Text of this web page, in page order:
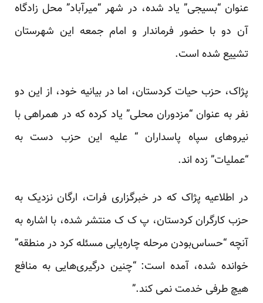
عنوان “بسیجی” یاد شده، در شهر “میرآباد” محل زادگاه
آن دو با حضور فرماندار و امام جمعه این شهرستان
تشییع شده است.
پژاک، حزب حیات کردستان، اما در بیانیه خود، از این دو
نفر به عنوان “مزدوران محلی” یاد کرده که در همراهی با
نیروهای سپاه پاسداران “ علیه این حزب دست به
“عملیات” زده اند.
در اطلاعیه پژاک که در خبرگزاری فرات، ارگان نزدیک به
حزب کارگران کردستان، پ ک ک منتشر شده، با اشاره به
آنچه “حساس‌بودن مرحله چاره‌یابی مسئله کرد در منطقه”
خوانده شده، آمده است: “چنین درگیری‌هایی به منافع
هیچ طرفی خدمت نمی کند.”